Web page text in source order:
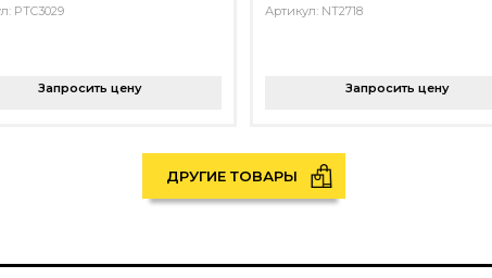
PTC3029
Запросить цену
Артикул: NT2718
Запросить цену
ДРУГИЕ ТОВАРЫ